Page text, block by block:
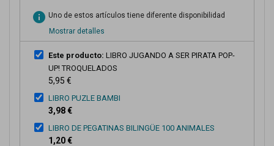
info Uno de estos artículos tiene diferente disponibilidad
Mostrar detalles
Este producto: LIBRO JUGANDO A SER PIRATA POP-
UP! TROQUELADOS
5,95 €
LIBRO PUZLE BAMBI
3,98 €
LIBRO DE PEGATINAS BILINGÜE 100 ANIMALES
1,20 €